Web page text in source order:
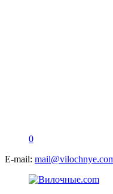
0
E-mail: